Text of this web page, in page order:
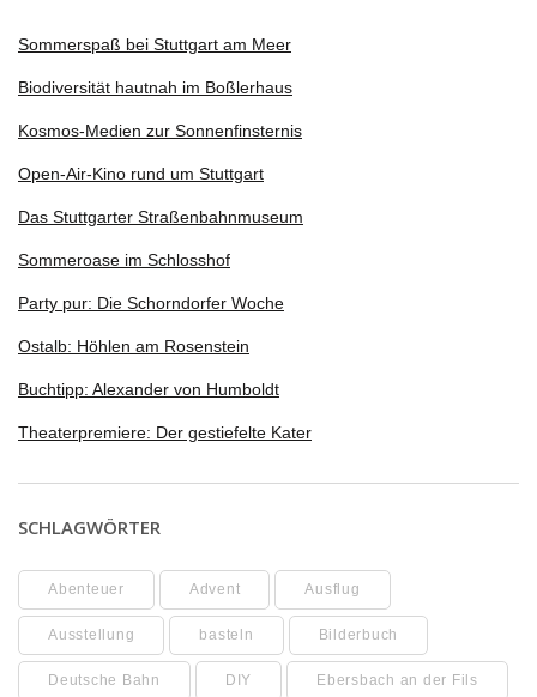
Sommerspaß bei Stuttgart am Meer
Biodiversität hautnah im Boßlerhaus
Kosmos-Medien zur Sonnenfinsternis
Open-Air-Kino rund um Stuttgart
Das Stuttgarter Straßenbahnmuseum
Sommeroase im Schlosshof
Party pur: Die Schorndorfer Woche
Ostalb: Höhlen am Rosenstein
Buchtipp: Alexander von Humboldt
Theaterpremiere: Der gestiefelte Kater
SCHLAGWÖRTER
Abenteuer Advent Ausflug
Ausstellung basteln Bilderbuch
Deutsche Bahn DIY Ebersbach an der Fils